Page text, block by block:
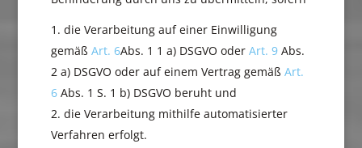
die Verarbeitung auf einer Einwilligung
gemäß Art. 6Abs. 1 1 a) DSGVO oder Art. 9Abs.
2 a) DSGVO oder auf einem Vertrag gemäß Art.
6Abs. 1 S. 1 b) DSGVO beruht und
die Verarbeitung mithilfe automatisierter
Verfahren erfolgt.